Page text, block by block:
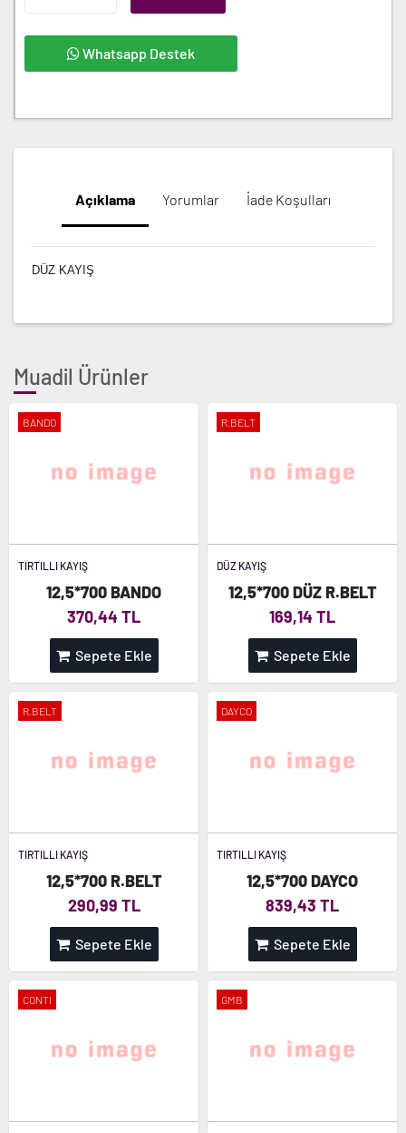
Whatsapp Destek
Açıklama Yorumlar İade Koşulları
DÜZ KAYIŞ
Muadil Ürünler
BANDO
TIRTILLI KAYIŞ
12,5*700 BANDO
370,44 TL
Sepete Ekle
R.BELT
DÜZ KAYIŞ
12,5*700 DÜZ R.BELT
169,14 TL
Sepete Ekle
R.BELT
TIRTILLI KAYIŞ
12,5*700 R.BELT
290,99 TL
Sepete Ekle
DAYCO
TIRTILLI KAYIŞ
12,5*700 DAYCO
839,43 TL
Sepete Ekle
CONTI GMB